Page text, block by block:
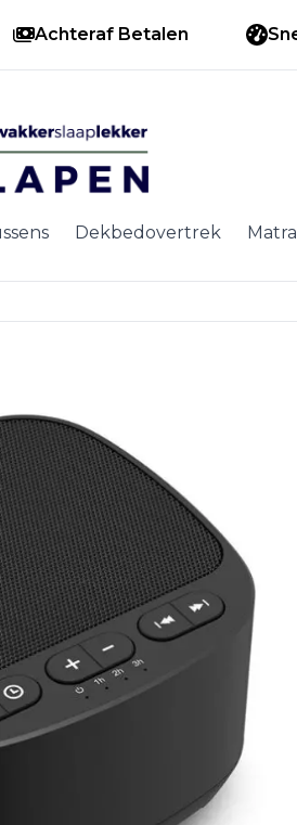
Achteraf Betalen
Dekbedovertrek